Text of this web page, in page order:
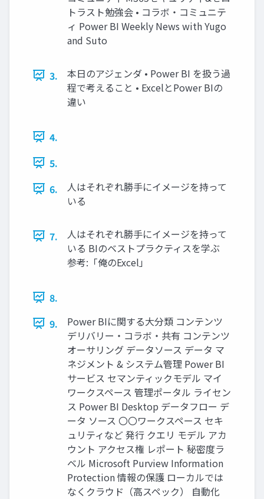
トラスト勉強会 • コラボ・コミュニテ
ィ Power BI Weekly News with Yugo
and Suto
3.
本日のアジェンダ • Power BI を扱う過
程で考えること • ExcelとPower BIの
違い
4.
5.
6.
人はそれぞれ勝手にイメージを持って
いる
7.
人はそれぞれ勝手にイメージを持って
いる BIのベストプラクティスを学ぶ
参考:「俺のExcel」
8.
9.
Power BIに関する大分類 コンテンツ
デリバリー・コラボ・共有 コンテンツ
オーサリング データソース データ マ
ネジメント & システム管理 Power BI
サービス セマンティックモデル マイ
ワークスペース 管理ポータル ライセン
ス Power BI Desktop データフロー デ
ータ ソース 〇〇ワークスペース セキ
ュリティなど 発行 クエリ モデル アカ
ウント アクセス権 レポート 秘密度ラ
ベル Microsoft Purview Information
Protection 情報の保護 ローカルでは
なくクラウド（高スペック） 自動化